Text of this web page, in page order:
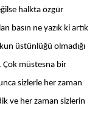
halkta özgür
basın ne yazık ki artık
üstünlüğü olmadığı
Çok müstesna bir
sizlerle her zaman
ve her zaman sizlerin